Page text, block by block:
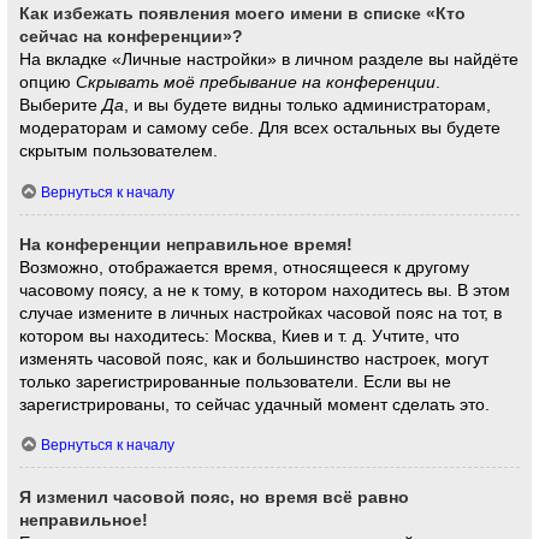
Как избежать появления моего имени в списке «Кто
сейчас на конференции»?
На вкладке «Личные настройки» в личном разделе вы найдёте
опциюСкрывать моё пребывание на конференции.
ВыберитеДа, и вы будете видны только администраторам,
модераторам и самому себе. Для всех остальных вы будете
скрытым пользователем.
Вернуться к началу
На конференции неправильное время!
Возможно, отображается время, относящееся к другому
часовому поясу, а не к тому, в котором находитесь вы. В этом
случае измените в личных настройках часовой пояс на тот, в
котором вы находитесь: Москва, Киев и т. д. Учтите, что
изменять часовой пояс, как и большинство настроек, могут
только зарегистрированные пользователи. Если вы не
зарегистрированы, то сейчас удачный момент сделать это.
Вернуться к началу
Я изменил часовой пояс, но время всё равно
неправильное!